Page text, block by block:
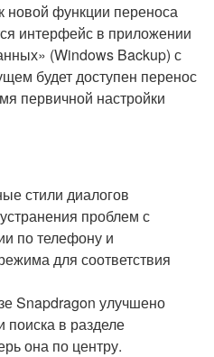
новой функции переноса
интерфейс в приложении
(Windows Backup) с
будет доступен перенос
первичной настройки
стили диалогов
проблем с
по телефону и
для соответствия
Snapdragon улучшено
поиска в разделе
она по центру.